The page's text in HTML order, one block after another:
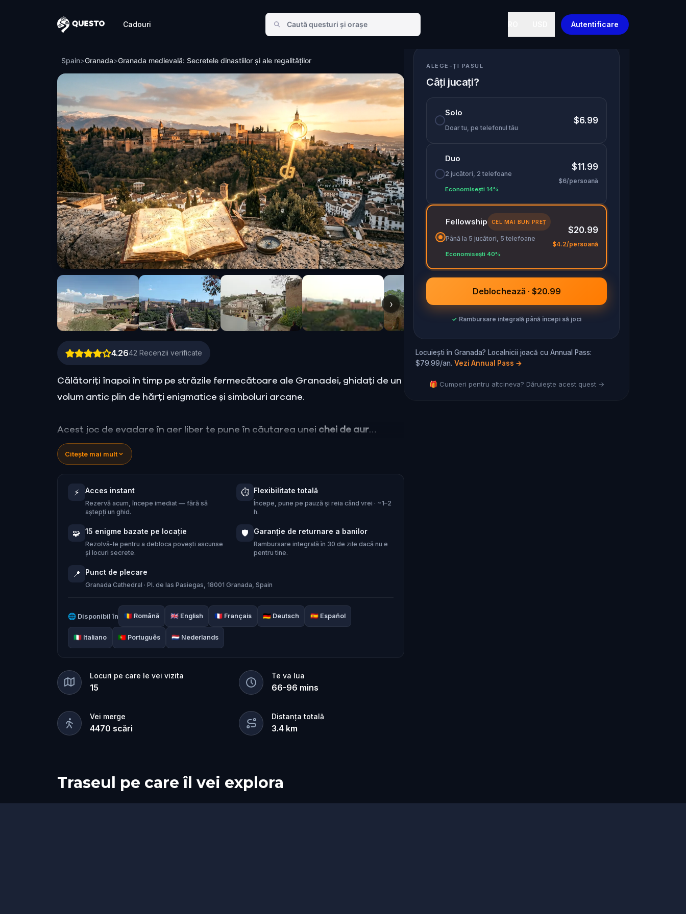
Questo
Cadouri Autentificare
Granada medievală: Secretele dinastiilor și ale regalităților
Spain>Granada>Granada medievală: Secretele dinastiilor și ale regalităților
›
4.2642 Recenzii verificate
Călătoriți înapoi în timp pe străzile fermecătoare ale Granadei, ghidați de un
volum antic plin de hărți enigmatice și simboluri arcane.
Acest joc de evadare în aer liber te pune în căutarea unei chei de aur
legendare, despre care se crede că ar putea debloca camerele ascunse
într-un palat creat de familiile regale de odinioară.
Zvonurile șoptesc despre comorile inimaginabile păzite înăuntru. Cu toate
acestea, drumul spre bogății este pavat cu provocări: caută-l pe
evaziv, eludează teama deochiul rău și navighează prin
labirinturile
complicate care duc chiar în inima regească a reședinței regale.
Vei reuși să dezgropi secretele care au fost învăluite în mister timp de
Citește mai mult
⚡ Acces instant
Rezervă acum, începe imediat — fără să
aștepți un ghid.
⏱️ Flexibilitate totală
Începe, pune pe pauză și reia când vrei · ~1–2
h.
🧩 15 enigme bazate pe locație
Rezolvă-le pentru a debloca povești ascunse
și locuri secrete.
🛡️ Garanție de returnare a banilor
Rambursare integrală în 30 de zile dacă nu e
pentru tine.
📍 Punct de plecare
Granada Cathedral · Pl. de las Pasiegas, 18001 Granada, Spain
🌐 Disponibil în 🇷🇴 Română 🇬🇧 English 🇫🇷 Français 🇩🇪 Deutsch 🇪🇸 Español
🇮🇹 Italiano 🇵🇹 Português 🇳🇱 Nederlands
Locuri pe care le vei vizita
15
Te va lua
66-96 mins
Vei merge
4470 scări
Distanța totală
3.4 km
ALEGE-ȚI PASUL
Câți jucați?
Solo
Doar tu, pe telefonul tău
$6.99
Duo
2 jucători, 2 telefoane
Economisești 14%
$11.99
$6/persoană
Fellowship CEL MAI BUN PREȚ
Până la 5 jucători, 5 telefoane
Economisești 40%
$20.99
$4.2/persoană
Deblochează · $20.99
✓ Rambursare integrală până începi să joci
Locuiești în Granada? Localnicii joacă cu Annual Pass:
$79.99/an. Vezi Annual Pass →
🎁 Cumperi pentru altcineva? Dăruiește acest quest →
Traseul pe care îl vei explora